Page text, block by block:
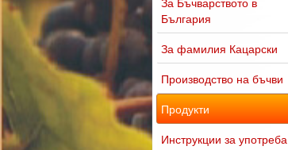
България
За фамилия Кацарски
Производство на бъчви
Продукти
Инструкции за употреба